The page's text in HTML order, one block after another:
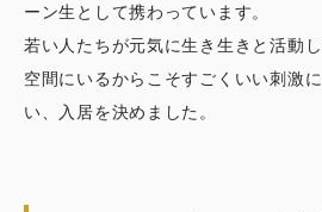
ーン生として携わっています。
若い人たちが元気に生き生きと活動
空間にいるからこそすごくいい刺激
い、入居を決めました。